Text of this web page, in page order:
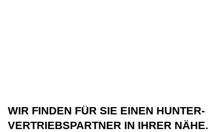
WIR FINDEN FÜR SIE EINEN HUNTER-
VERTRIEBSPARTNER IN IHRER NÄHE.